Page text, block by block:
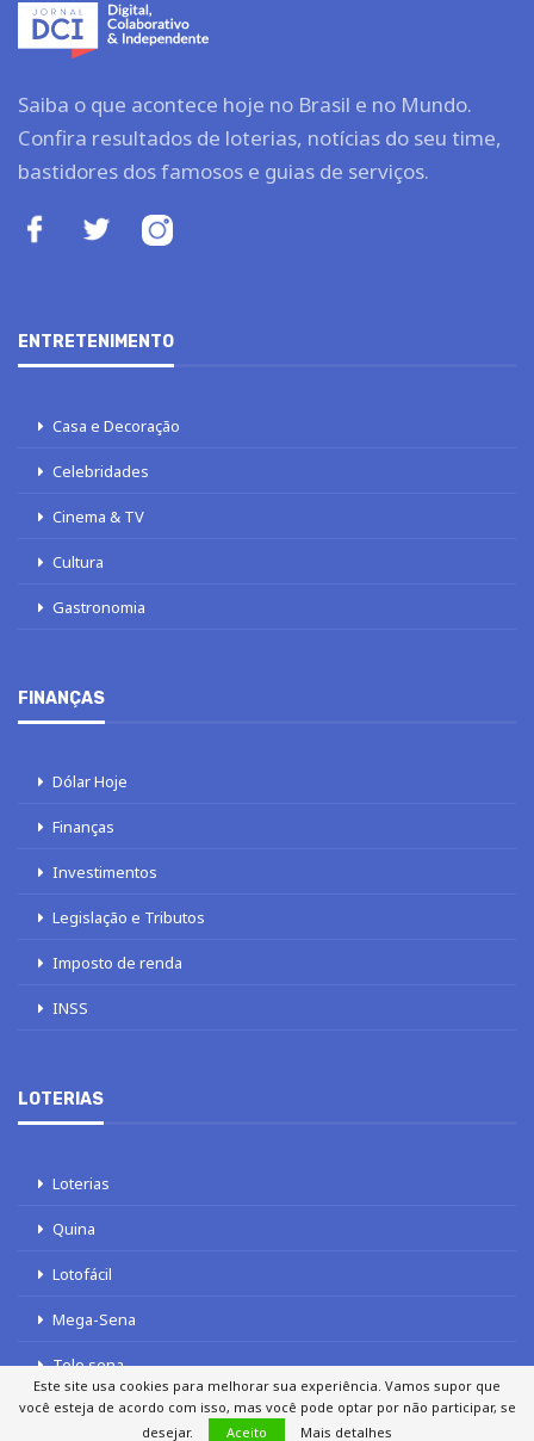
Saiba o que acontece hoje no Brasil e no Mundo.
Confira resultados de loterias, notícias do seu time,
bastidores dos famosos e guias de serviços.
ENTRETENIMENTO
Casa e Decoração
Celebridades
Cinema & TV
Cultura
Gastronomia
FINANÇAS
Dólar Hoje
Finanças
Investimentos
Legislação e Tributos
Imposto de renda
INSS
LOTERIAS
Loterias
Quina
Lotofácil
Mega-Sena
Tele sena
Este site usa cookies para melhorar sua experiência. Vamos supor que
você esteja de acordo com isso, mas você pode optar por não participar, se
desejar.
Aceito Mais detalhes